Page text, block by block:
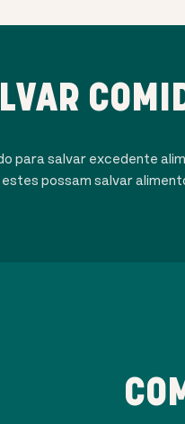
para salvar excedente
possam salvar